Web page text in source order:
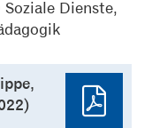
Dienste,